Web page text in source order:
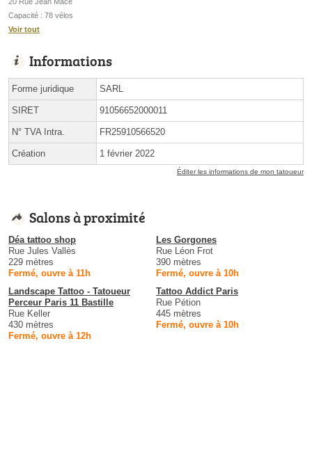
20 Rue Jean Macé
Capacité : 78 vélos
Voir tout
Informations
Forme juridique SARL
SIRET 91056652000011
N° TVA Intra. FR25910566520
Création 1 février 2022
Éditer les informations de mon tatoueur
Salons à proximité
Déa tattoo shop
Rue Jules Vallès
229 mètres
Fermé, ouvre à 11h
Les Gorgones
Rue Léon Frot
390 mètres
Fermé, ouvre à 10h
Landscape Tattoo - Tatoueur
Perceur Paris 11 Bastille
Rue Keller
430 mètres
Fermé, ouvre à 12h
Tattoo Addict Paris
Rue Pétion
445 mètres
Fermé, ouvre à 10h